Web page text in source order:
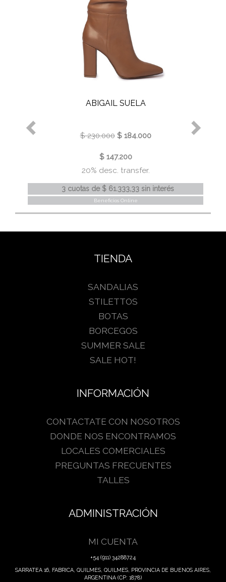
ABIGAIL SUELA
$ 230.000 $ 184.000
$ 147.200
20% desc. transfer.
3 cuotasde $ 61.333,33sin interés
Beneficios Online
TIENDA
SANDALIAS
STILETTOS
BOTAS
BORCEGOS
SUMMER SALE
SALE HOT!
INFORMACIÓN
CONTACTATE CON NOSOTROS
DONDE NOS ENCONTRAMOS
LOCALES COMERCIALES
PREGUNTAS FRECUENTES
TALLES
ADMINISTRACIÓN
MI CUENTA
+54 (911) 34288724
SARRATEA 16, FABRICA, QUILMES, QUILMES, PROVINCIA DE BUENOS AIRES,
ARGENTINA (CP: 1878)